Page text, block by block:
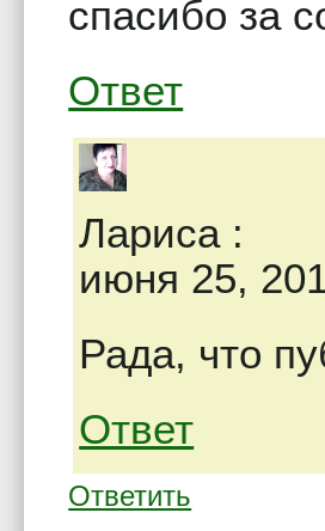
спасибо за
Ответ
Лариса:
июня 25,
Рада, что
Ответ
Ответить